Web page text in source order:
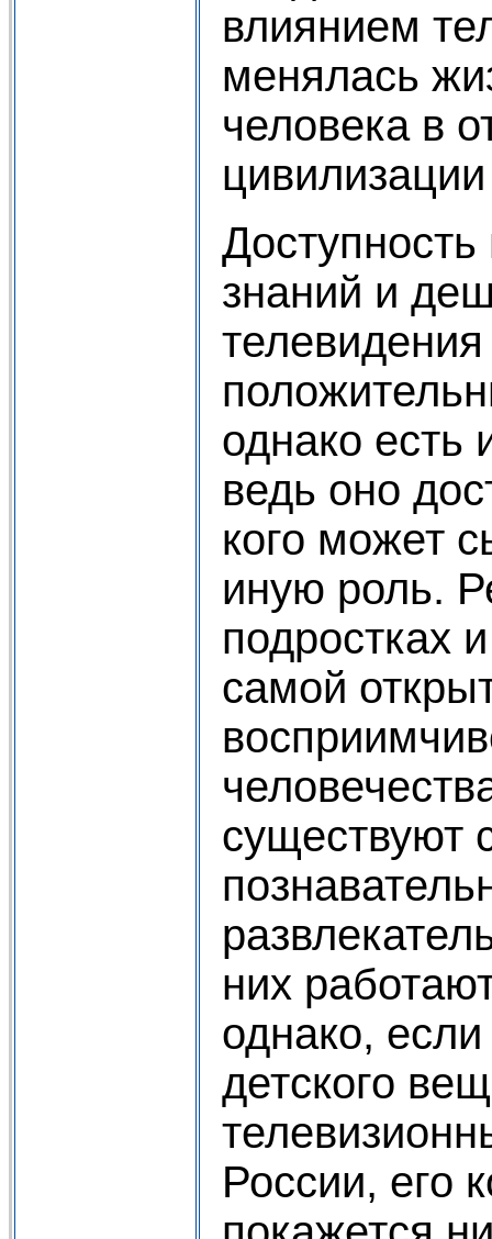
влиянием
менялась
человека в
знаний и
телевидения
однако есть
ведь оно
кого может
иную роль.
подростках
самой
существуют
них
однако,
детского
России, его